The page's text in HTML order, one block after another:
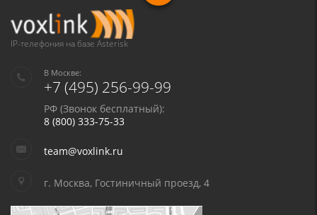
IP-телефония на базе Asterisk
В Москве:
+7 (495) 256-99-99
РФ (Звонок бесплатный):
8 (800) 333-75-33
team@voxlink.ru
г. Москва, Гостиничный проезд, 4